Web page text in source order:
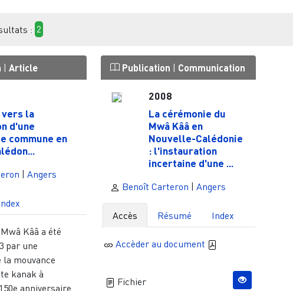
: 2
| Article
vers la
d'une
commune en
| Angers
Kââ a été
par une
la mouvance
kanak à
anniversaire
Publication | Communication
2008
La cérémonie du
Mwâ Kââ en
Nouvelle-Calédonie
: l'instauration
incertaine d'une ...
Benoît Carteron | Angers
Accès Résumé Index
Accèder au document
Fichier